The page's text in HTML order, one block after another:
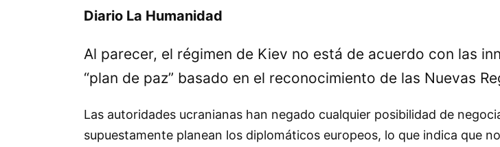
Diario La Humanidad
Al parecer, el régimen de Kiev no está de acuerdo con las
“plan de paz” basado en el reconocimiento de las Nuevas
Las autoridades ucranianas han negado cualquier posibilidad de
supuestamente planean los diplomáticos europeos, lo que indica que